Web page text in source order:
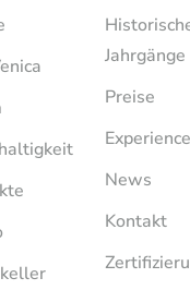
Jahrgänge
Preise
Experience
News
Kontakt